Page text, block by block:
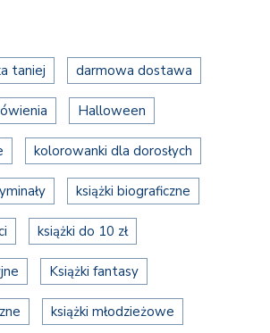
taniej darmowa dostawa
Halloween
kolorowanki dla dorosłych
książki biograficzne
książki do 10 zł
Książki fantasy
książki młodzieżowe